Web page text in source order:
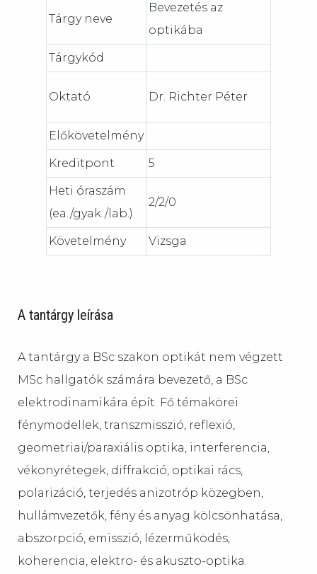
Tárgy neve
Bevezetés az
optikába
Tárgykód
Oktató Dr. Richter Péter
Előkövetelmény
Kreditpont 5
Heti óraszám
(ea./gyak./lab.)
2/2/0
Követelmény Vizsga
A tantárgy leírása
A tantárgy a BSc szakon optikát nem végzett
MSc hallgatók számára bevezető, a BSc
elektrodinamikára épít. Fő témakörei
fénymodellek, transzmisszió, reflexió,
geometriai/paraxiális optika, interferencia,
vékonyrétegek, diffrakció, optikai rács,
polarizáció, terjedés anizotróp közegben,
hullámvezetők, fény és anyag kölcsönhatása,
abszorpció, emisszió, lézerműködés,
koherencia, elektro- és akuszto-optika.